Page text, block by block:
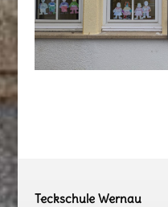
Teckschule Wernau